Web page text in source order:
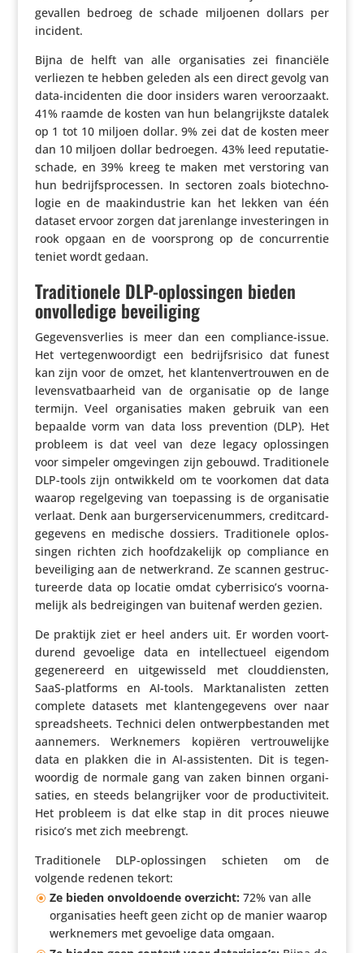
gevallen bedroeg de schade miljoenen dollars per
incident.
Bijna de helft van alle orga­ni­sa­ties zei finan­ciële
verliezen te hebben geleden als een direct gevolg van
data-inci­denten die door insiders waren veroor­zaakt.
41% raamde de kosten van hun belang­rijkste datalek
op 1 tot 10 miljoen dollar. 9% zei dat de kosten meer
dan 10 miljoen dollar bedroegen. 43% leed repu­ta­tie­
schade, en 39% kreeg te maken met versto­ring van
hun bedrijfs­pro­cessen. In sectoren zoals biotech­no­
logie en de maak­in­du­strie kan het lekken van één
dataset ervoor zorgen dat jaren­lange inves­te­ringen in
rook opgaan en de voor­sprong op de concur­rentie
teniet wordt gedaan.
Traditionele DLP-oplossingen bieden
onvolledige beveiliging
Gege­vens­ver­lies is meer dan een compli­ance-issue.
Het verte­gen­woor­digt een bedrijfs­ri­sico dat funest
kan zijn voor de omzet, het klan­ten­ver­trouwen en de
levens­vat­baar­heid van de orga­ni­satie op de lange
termijn. Veel orga­ni­sa­ties maken gebruik van een
bepaalde vorm van data loss preven­tion (DLP). Het
probleem is dat veel van deze legacy oplos­singen
voor simpeler omge­vingen zijn gebouwd. Tradi­ti­o­nele
DLP-tools zijn ontwik­keld om te voorkomen dat data
waarop regel­ge­ving van toepas­sing is de orga­ni­satie
verlaat. Denk aan burger­ser­vi­ce­num­mers, credit­card­
ge­ge­vens en medische dossiers. Tradi­ti­o­nele oplos­
singen richten zich hoofd­za­ke­lijk op compli­ance en
bevei­li­ging aan de netwer­k­rand. Ze scannen gestruc­
tu­reerde data op locatie omdat cyberrisico’s voor­na­
me­lijk als bedrei­gingen van buitenaf werden gezien.
De praktijk ziet er heel anders uit. Er worden voort­
du­rend gevoelige data en intel­lec­tueel eigendom
gege­ne­reerd en uitge­wis­seld met cloud­dien­sten,
SaaS-platforms en AI-tools. Markt­ana­listen zetten
complete datasets met klan­ten­ge­ge­vens over naar
spread­sheets. Technici delen ontwerp­be­standen met
aannemers. Werk­ne­mers kopiëren vertrou­we­lijke
data en plakken die in AI-assis­tenten. Dit is tegen­
woordig de normale gang van zaken binnen orga­ni­
sa­ties, en steeds belang­rijker voor de produc­ti­vi­teit.
Het probleem is dat elke stap in dit proces nieuwe
risico’s met zich meebrengt.
Tradi­ti­o­nele DLP-oplos­singen schieten om de
volgende redenen tekort:
Ze bieden onvol­doende overzicht: 72% van alle
orga­ni­sa­ties heeft geen zicht op de manier waarop
werk­ne­mers met gevoelige data omgaan.